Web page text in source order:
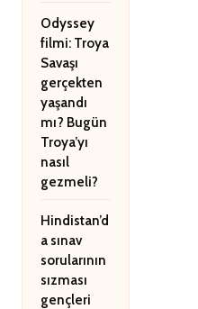
Odyssey
filmi: Troya
Savaşı
gerçekten
yaşandı
mı? Bugün
Troya’yı
nasıl
gezmeli?
Hindistan’d
a sınav
sorularının
sızması
gençleri